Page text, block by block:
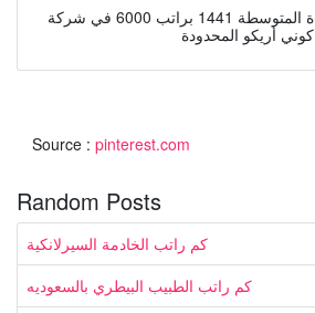
وظائف بشهادة الكفاءة المتوسطة 1441 براتب 6000 في شركة
كوني أريكو المحدودة
Source : pinterest.com
Random Posts
كم راتب الخادمة السيرلانكية
كم راتب الطبيب البيطري بالسعوديه